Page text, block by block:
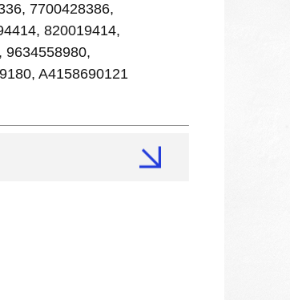
7700428386,
820019414,
9634558980,
A4158690121